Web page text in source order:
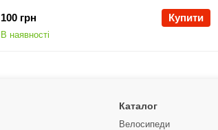
100 грн Купити
В наявності
Каталог
Велосипеди